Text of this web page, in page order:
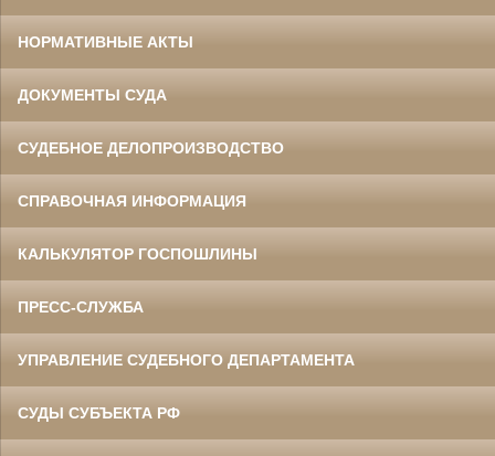
НОРМАТИВНЫЕ АКТЫ
ДОКУМЕНТЫ СУДА
СУДЕБНОЕ ДЕЛОПРОИЗВОДСТВО
СПРАВОЧНАЯ ИНФОРМАЦИЯ
КАЛЬКУЛЯТОР ГОСПОШЛИНЫ
ПРЕСС-СЛУЖБА
УПРАВЛЕНИЕ СУДЕБНОГО ДЕПАРТАМЕНТА
СУДЫ СУБЪЕКТА РФ